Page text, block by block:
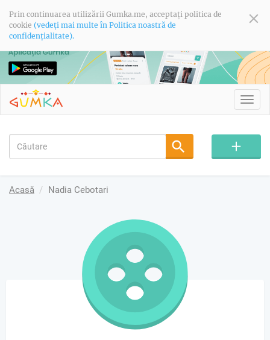
Prin continuarea utilizării Gumka.me, acceptați politica de
cookie (vedeți mai multe în Politica noastră de
confidențialitate).
Acasă Nadia Cebotari